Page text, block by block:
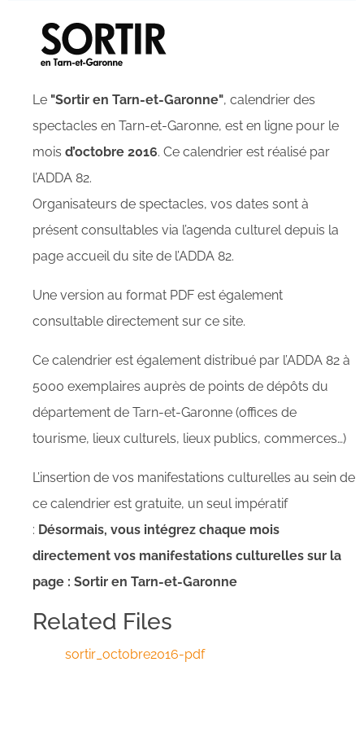
Le "Sortir en Tarn-et-Garonne", calendrier des
spectacles en Tarn-et-Garonne, est en ligne pour le
mois d’octobre 2016. Ce calendrier est réalisé par
l’ADDA 82.
Organisateurs de spectacles, vos dates sont à
présent consultables via l’agenda culturel depuis la
page accueil du site de l’ADDA 82.
Une version au format PDF est également
consultable directement sur ce site.
Ce calendrier est également distribué par l’ADDA 82 à
5000 exemplaires auprès de points de dépôts du
département de Tarn-et-Garonne (offices de
tourisme, lieux culturels, lieux publics, commerces…)
L’insertion de vos manifestations culturelles au sein de
ce calendrier est gratuite, un seul impératif
: Désormais, vous intégrez chaque mois
directement vos manifestations culturelles sur la
page : Sortir en Tarn-et-Garonne
Related Files
sortir_octobre2016-pdf